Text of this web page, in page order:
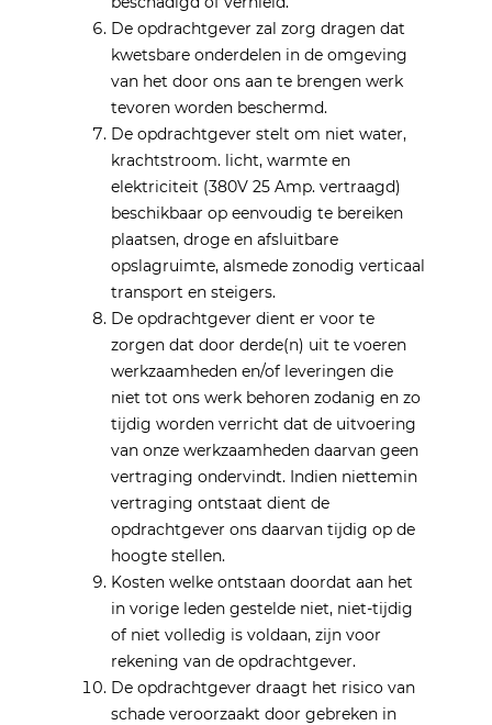
De opdrachtgever zal zorg dragen dat
kwetsbare onderdelen in de omgeving
van het door ons aan te brengen werk
tevoren worden beschermd.
De opdrachtgever stelt om niet water,
krachtstroom. licht, warmte en
elektriciteit (380V 25 Amp. vertraagd)
beschikbaar op eenvoudig te bereiken
plaatsen, droge en afsluitbare
opslagruimte, alsmede zonodig verticaal
transport en steigers.
De opdrachtgever dient er voor te
zorgen dat door derde(n) uit te voeren
werkzaamheden en/of leveringen die
niet tot ons werk behoren zodanig en zo
tijdig worden verricht dat de uitvoering
van onze werkzaamheden daarvan geen
vertraging ondervindt. Indien niettemin
vertraging ontstaat dient de
opdrachtgever ons daarvan tijdig op de
hoogte stellen.
Kosten welke ontstaan doordat aan het
in vorige leden gestelde niet, niet-tijdig
of niet volledig is voldaan, zijn voor
rekening van de opdrachtgever.
De opdrachtgever draagt het risico van
schade veroorzaakt door gebreken in